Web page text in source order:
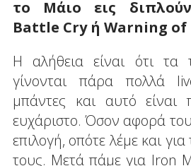
το Μάιο εις
Battle Cry ή Warning of
Η αλήθεια είναι ότι τα
γίνονται πάρα πολλά
μπάντες και αυτό είναι
ευχάριστο. Όσον αφορά
επιλογή, οπότε λέμε και
τους. Μετά πάμε για Iron